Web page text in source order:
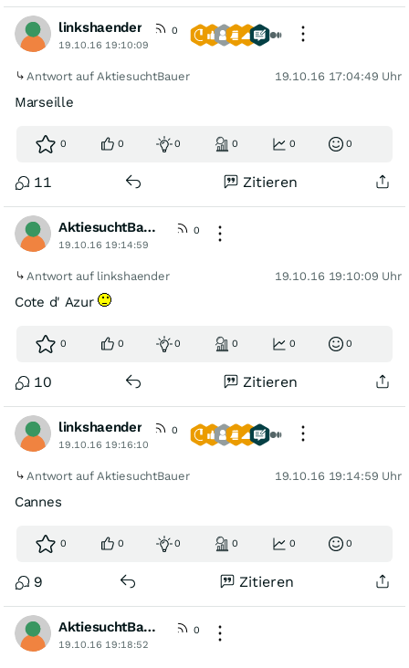
linkshaender
0
19.10.16 19:10:09
Antwort auf AktiesuchtBauer 19.10.16 17:04:49 Uhr
Marseille
0 0 0 0 0 0
11 Zitieren
AktiesuchtBauer
0
19.10.16 19:14:59
Antwort auf linkshaender 19.10.16 19:10:09 Uhr
Cote d' Azur
0 0 0 0 0 0
10 Zitieren
linkshaender
0
19.10.16 19:16:10
Antwort auf AktiesuchtBauer 19.10.16 19:14:59 Uhr
Cannes
0 0 0 0 0 0
9 Zitieren
AktiesuchtBauer
0
19.10.16 19:18:52